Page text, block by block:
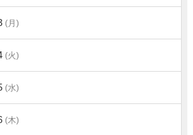
(月)
(火)
(水)
(木)